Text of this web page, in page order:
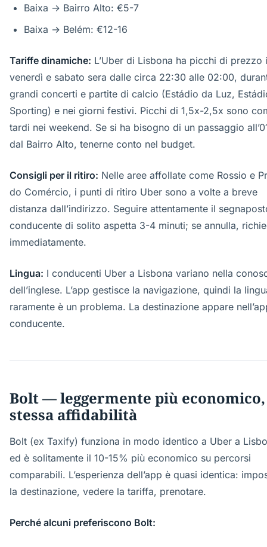
Baixa → Bairro Alto: €5-7
Baixa → Belém: €12-16
Tariffe dinamiche: L’Uber di Lisbona ha picchi di prezzo
venerdì e sabato sera dalle circa 22:30 alle 02:00,
grandi concerti e partite di calcio (Estádio da Luz,
Sporting) e nei giorni festivi. Picchi di 1,5x-2,5x sono
tardi nei weekend. Se si ha bisogno di un passaggio
dal Bairro Alto, tenerne conto nel budget.
Consigli per il ritiro: Nelle aree affollate come Rossio e
do Comércio, i punti di ritiro Uber sono a volte a breve
distanza dall’indirizzo. Seguire attentamente il
conducente di solito aspetta 3-4 minuti; se annulla,
immediatamente.
Lingua: I conducenti Uber a Lisbona variano nella
dell’inglese. L’app gestisce la navigazione, quindi la
raramente è un problema. La destinazione appare
conducente.
Bolt — leggermente più economico,
stessa affidabilità
Bolt (ex Taxify) funziona in modo identico a Uber a
ed è solitamente il 10-15% più economico su percorsi
comparabili. L’esperienza dell’app è quasi identica:
la destinazione, vedere la tariffa, prenotare.
Perché alcuni preferiscono Bolt: